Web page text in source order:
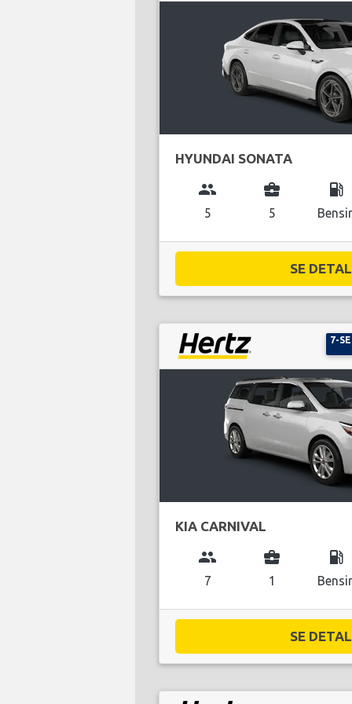
HYUNDAI SONATA
group
5
business_center
5
local_gas_station
SE
7-
KIA CARNIVAL
group
7
business_center
1
local_gas_station
SE